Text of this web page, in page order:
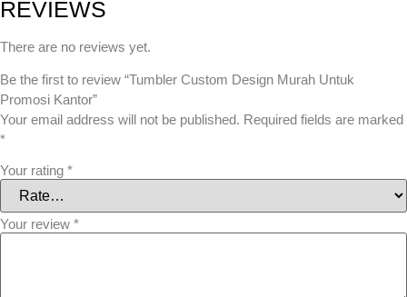
REVIEWS
There are no reviews yet.
Be the first to review “Tumbler Custom Design Murah Untuk
Promosi Kantor”
Your email address will not be published. Required fields are marked
*
Your rating *
Your review *